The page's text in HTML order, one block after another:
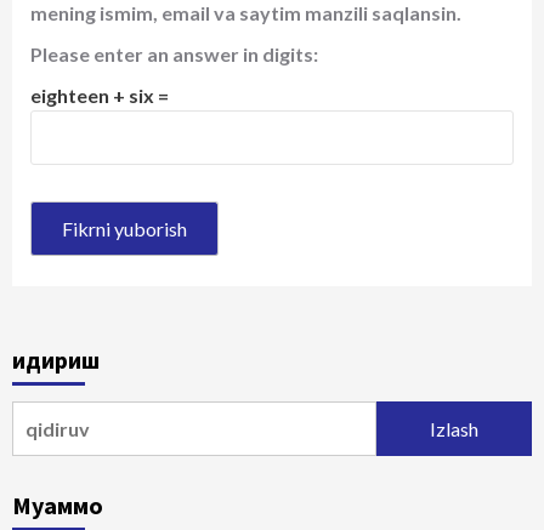
mening ismim, email va saytim manzili saqlansin.
Please enter an answer in digits:
eighteen + six =
Қидириш
Муаммо